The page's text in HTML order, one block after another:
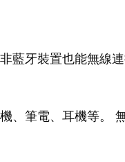
牙裝置也能無線連
、筆電、耳機等。